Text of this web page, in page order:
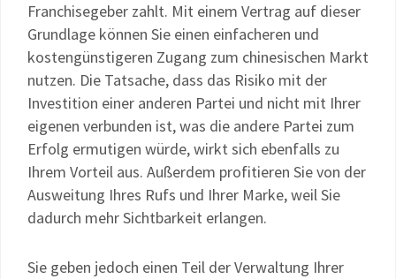
Franchisegeber zahlt. Mit einem Vertrag auf dieser
Grundlage können Sie einen einfacheren und
kostengünstigeren Zugang zum chinesischen Markt
nutzen. Die Tatsache, dass das Risiko mit der
Investition einer anderen Partei und nicht mit Ihrer
eigenen verbunden ist, was die andere Partei zum
Erfolg ermutigen würde, wirkt sich ebenfalls zu
Ihrem Vorteil aus. Außerdem profitieren Sie von der
Ausweitung Ihres Rufs und Ihrer Marke, weil Sie
dadurch mehr Sichtbarkeit erlangen.
Sie geben jedoch einen Teil der Verwaltung Ihrer